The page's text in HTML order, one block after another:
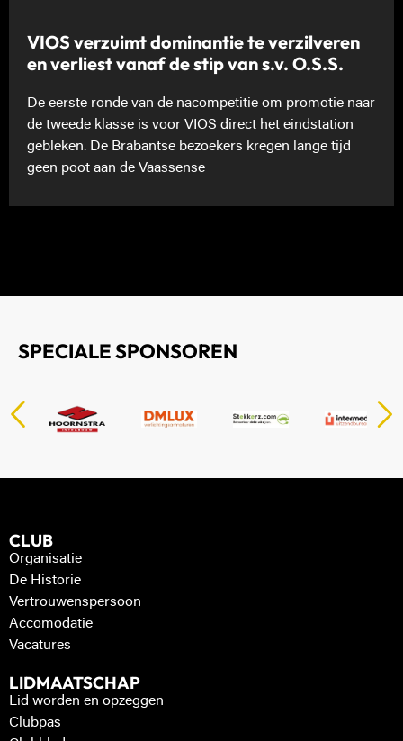
VIOS verzuimt dominantie te verzilveren
en verliest vanaf de stip van s.v. O.S.S.
De eerste ronde van de nacompetitie om promotie naar
de tweede klasse is voor VIOS direct het eindstation
gebleken. De Brabantse bezoekers kregen lange tijd
geen poot aan de Vaassense
SPECIALE SPONSOREN
CLUB
Organisatie
De Historie
Vertrouwenspersoon
Accomodatie
Vacatures
LIDMAATSCHAP
Lid worden en opzeggen
Clubpas